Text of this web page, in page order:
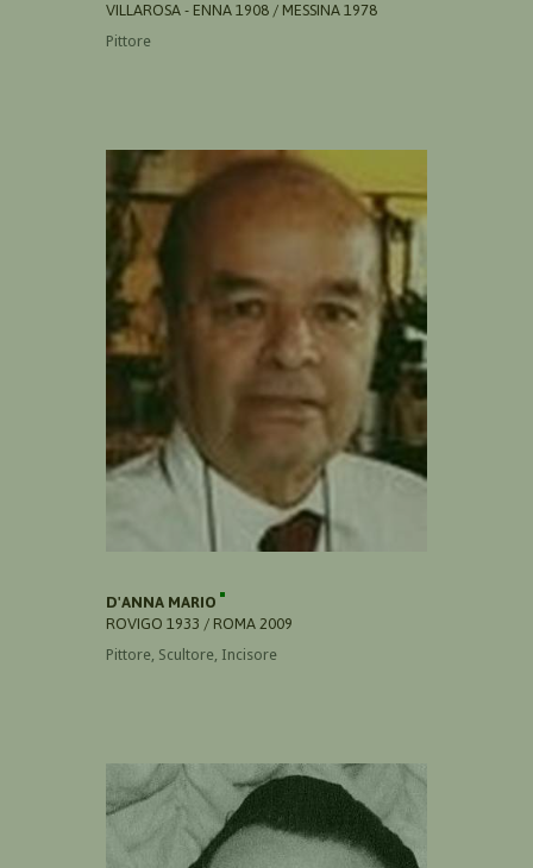
VILLAROSA - ENNA 1908 / MESSINA 1978
Pittore
D'ANNA MARIO
ROVIGO 1933 / ROMA 2009
Pittore, Scultore, Incisore